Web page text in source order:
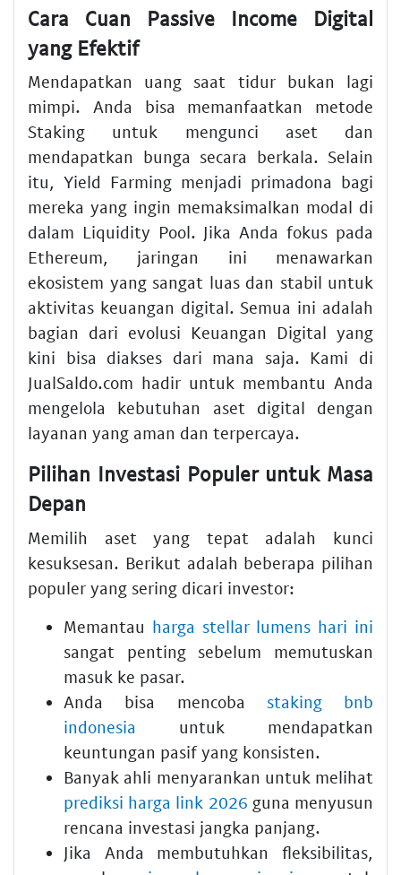
Cara Cuan Passive Income Digital
yang Efektif
Mendapatkan uang saat tidur bukan lagi
mimpi. Anda bisa memanfaatkan metode
Staking untuk mengunci aset dan
mendapatkan bunga secara berkala. Selain
itu, Yield Farming menjadi primadona bagi
mereka yang ingin memaksimalkan modal di
dalam Liquidity Pool. Jika Anda fokus pada
Ethereum, jaringan ini menawarkan
ekosistem yang sangat luas dan stabil untuk
aktivitas keuangan digital. Semua ini adalah
bagian dari evolusi Keuangan Digital yang
kini bisa diakses dari mana saja. Kami di
JualSaldo.com hadir untuk membantu Anda
mengelola kebutuhan aset digital dengan
layanan yang aman dan terpercaya.
Pilihan Investasi Populer untuk Masa
Depan
Memilih aset yang tepat adalah kunci
kesuksesan. Berikut adalah beberapa pilihan
populer yang sering dicari investor:
Memantau harga stellar lumens hari ini
sangat penting sebelum memutuskan
masuk ke pasar.
Anda bisa mencoba staking bnb
indonesia untuk mendapatkan
keuntungan pasif yang konsisten.
Banyak ahli menyarankan untuk melihat
prediksi harga link 2026 guna menyusun
rencana investasi jangka panjang.
Jika Anda membutuhkan fleksibilitas,